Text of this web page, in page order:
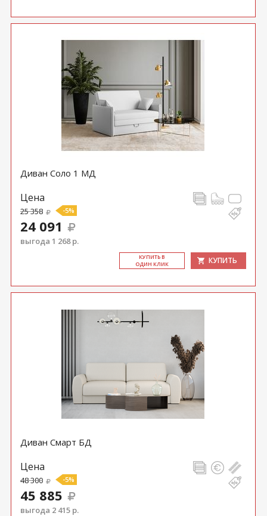
Диван Соло 1 МД
Цена
25 358 -5%
24 091
выгода 1 268 р.
КУ­ПИТЬ В
ОДИН КЛИК
КУПИТЬ
Диван Смарт БД
Цена
48 300 -5%
45 885
выгода 2 415 р.